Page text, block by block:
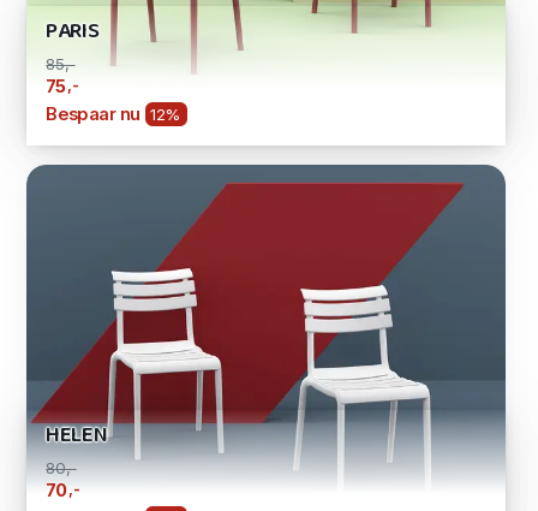
PARIS
85,-
75 ,-
Bespaar nu 12%
HELEN
80,-
70 ,-